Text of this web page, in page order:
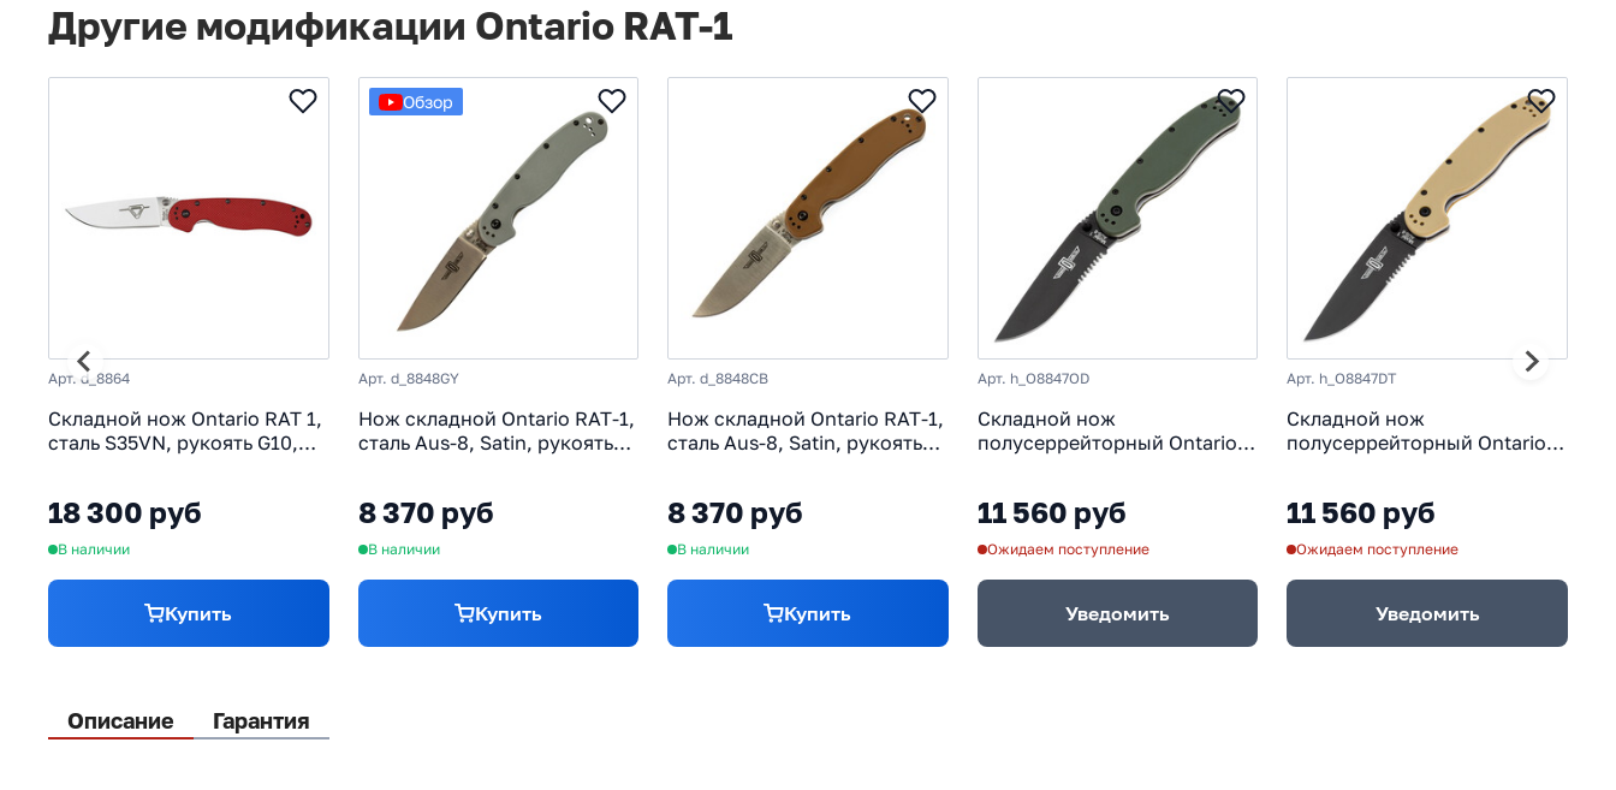
Другие модификации Ontario RAT-1
Арт. d_8864
Складной нож Ontario RAT 1,
сталь S35VN, рукоять G10,
18 300 руб
В наличии
Купить
Обзор
Арт. d_8848GY
Нож складной Ontario RAT-1,
сталь Aus-8, Satin, рукоять
8 370 руб
В наличии
Купить
Арт. d_8848CB
Нож складной Ontario RAT-1,
сталь Aus-8, Satin, рукоять
8 370 руб
В наличии
Купить
Арт. h_O8847OD
Складной нож
полусеррейторный Ontario
зеленый/черный
11 560 руб
Ожидаем поступление
Уведомить
Арт. h_O8847DT
Складной нож
полусеррейторный Ontario
песочный/черный
11 560 руб
Ожидаем поступление
Уведомить
Описание Гарантия